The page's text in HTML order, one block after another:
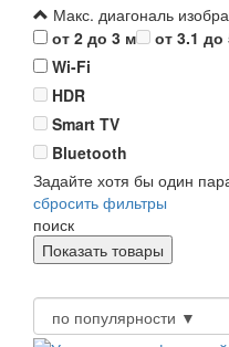
Макс. диагональ
от 2 до 3 м
от 3.1 до
Wi-Fi
HDR
Smart TV
Bluetooth
Задайте хотя бы один
сбросить фильтры
поиск